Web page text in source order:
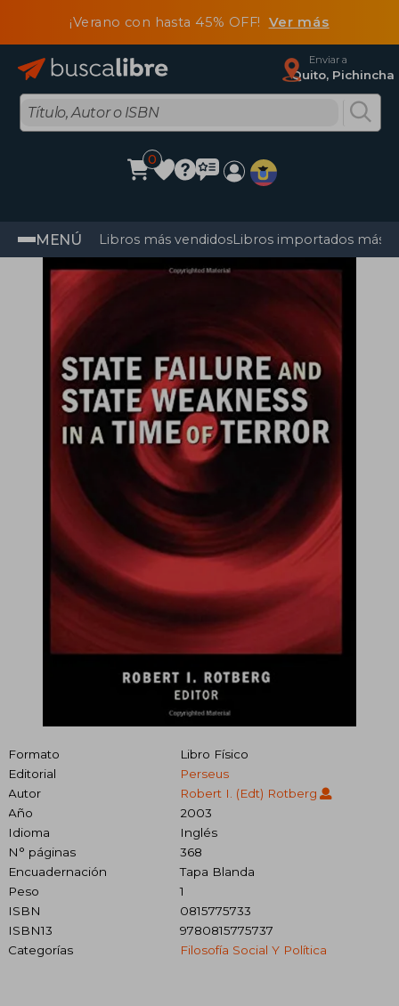
¡Verano con hasta 45% OFF! Ver más
Enviar a
Quito, Pichincha
0
MENÚ Libros más vendidosLibros importados más
Formato
Libro Físico
Editorial
Perseus
Autor
Robert I. (edt) Rotberg
Año
2003
Idioma
Inglés
N° páginas
368
Encuadernación
Tapa Blanda
Peso
1
ISBN
0815775733
ISBN13
9780815775737
Categorías
Filosofía Social Y Política